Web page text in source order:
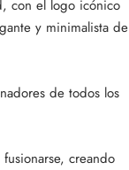
con el logo icónico
y minimalista de
de todos los
creando